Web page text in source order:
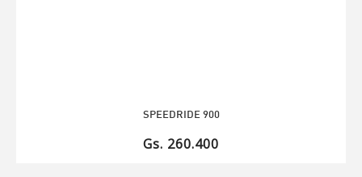
SPEEDRIDE 900
Gs. 260.400